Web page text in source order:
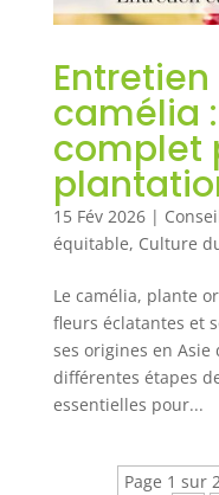
camélia
complet
15 Fév 2026|
équitable, Culture
Le camélia, plante
fleurs éclatantes et
ses origines en Asie
différentes étapes
essentielles pour...
Page 1 sur